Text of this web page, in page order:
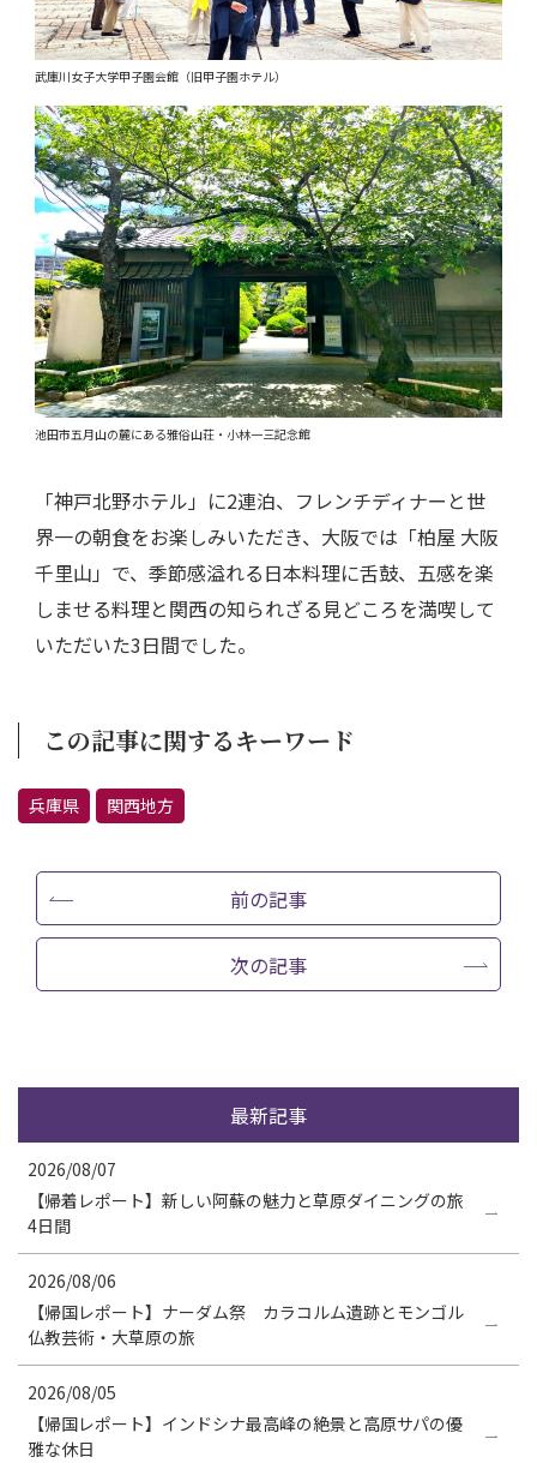
武庫川女子大学甲子園会館（旧甲子園ホテル）
池田市五月山の麓にある雅俗山荘・小林一三記念館
「神戸北野ホテル」に2連泊、フレンチディナーと世
界一の朝食をお楽しみいただき、大阪では「柏屋 大阪
千里山」で、季節感溢れる日本料理に舌鼓、五感を楽
しませる料理と関西の知られざる見どころを満喫して
いただいた3日間でした。
この記事に関するキーワード
兵庫県 関西地方
前の記事
次の記事
最新記事
2026/08/07
【帰着レポート】新しい阿蘇の魅力と草原ダイニングの旅
4日間
2026/08/06
【帰国レポート】ナーダム祭 カラコルム遺跡とモンゴル
仏教芸術・大草原の旅
2026/08/05
【帰国レポート】インドシナ最高峰の絶景と高原サパの優
雅な休日